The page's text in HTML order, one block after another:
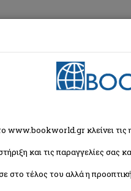
(121 βιβλία)
www.bookworld.gr κλείνει τις
και τις παραγγελίες σας
στο τέλος του αλλά η